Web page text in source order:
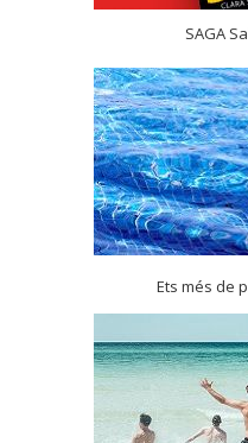
SAGA
Ets més de